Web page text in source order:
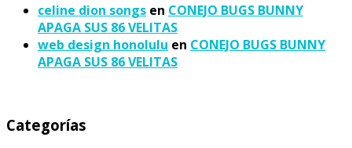
celine dion songs en CONEJO BUGS BUNNY
APAGA SUS 86 VELITAS
web design honolulu en CONEJO BUGS BUNNY
APAGA SUS 86 VELITAS
Categorías